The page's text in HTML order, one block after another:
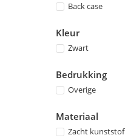
Back case
Kleur
Zwart
Bedrukking
Overige
Materiaal
Zacht kunststof